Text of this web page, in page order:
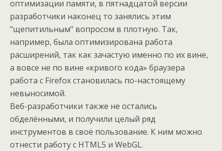
оптимизации памяти, в пятнадцатой версии
разработчики наконец то занялись этим
"щепитильным" вопросом в плотную. Так,
например, была оптимизирована работа
расширений, так как зачастую именно по их вине,
а вовсе не по вине «кривого кода» браузера
работа с Firefox становилась по-настоящему
невыносимой.
Веб-разработчики также не остались
обделёнными, и получили целый ряд
инструментов в своё пользование. К ним можно
отнести работу с HTML5 и WebGL.